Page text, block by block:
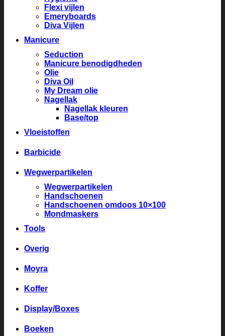
Flexi vijlen
Emeryboards
Diva Vijlen
Manicure
Seduction
Manicure benodigdheden
Olie
Diva Oil
My Dream olie
Nagellak
Nagellak kleuren
Base/top
Vloeistoffen
Barbicide
Wegwerpartikelen
Wegwerpartikelen
Handschoenen
Handschoenen omdoos 10×100
Mondmaskers
Tools
Overig
Moyra
Koffer
Display/Boxes
Boeken